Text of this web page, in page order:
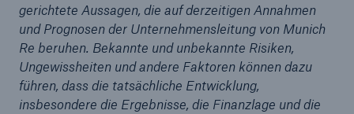
gerichtete Aussagen, die auf derzeitigen Annahmen
und Prognosen der Unternehmensleitung von Munich
Re beruhen. Bekannte und unbekannte Risiken,
Ungewissheiten und andere Faktoren können dazu
führen, dass die tatsächliche Entwicklung,
insbesondere die Ergebnisse, die Finanzlage und die
Medieninformation
Nach außergewöhnlichem 1. Quartal 2011 kehrt
Munich Re im 2. Quartal zu gewohnter
Ertragsstärke zurück